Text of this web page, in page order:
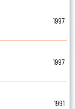
1997
1997
1991